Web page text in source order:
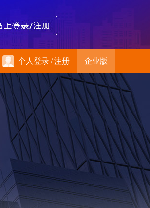
个人登录/注册 企业版